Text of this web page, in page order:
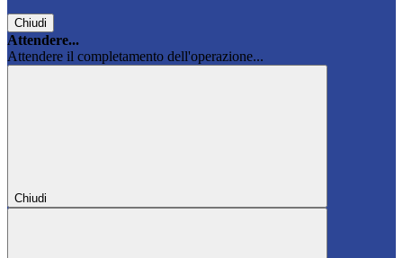
Chiudi
Attendere...
Attendere il completamento dell'operazione...
Chiudi